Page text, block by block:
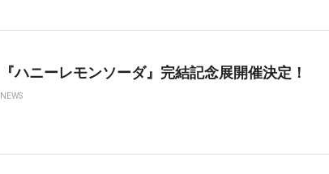
『ハニーレモンソーダ』完結記念展開催決定！
NEWS